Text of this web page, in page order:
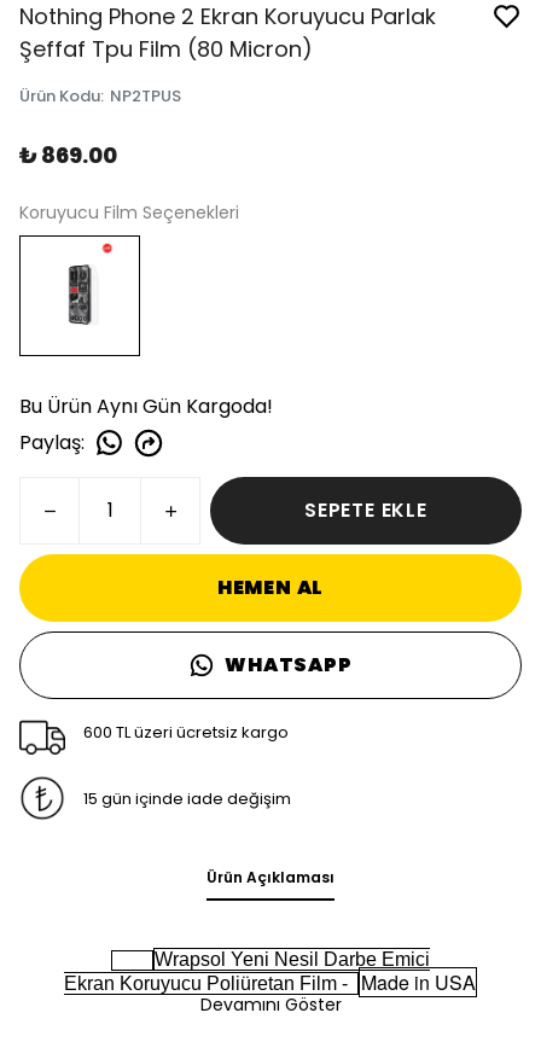
Nothing Phone 2 Ekran Koruyucu Parlak
Şeffaf Tpu Film (80 Micron)
Ürün Kodu: NP2TPUS
₺ 869.00
Koruyucu Film Seçenekleri
Bu Ürün Aynı Gün Kargoda!
Paylaş:
SEPETE EKLE
HEMEN AL
WHATSAPP
600 TL üzeri ücretsiz kargo
15 gün içinde iade değişim
Ürün Açıklaması
Wrapsol Yeni Nesil Darbe Emici
Ekran Koruyucu Poliüretan Film -
Made in USA
Devamını Göster